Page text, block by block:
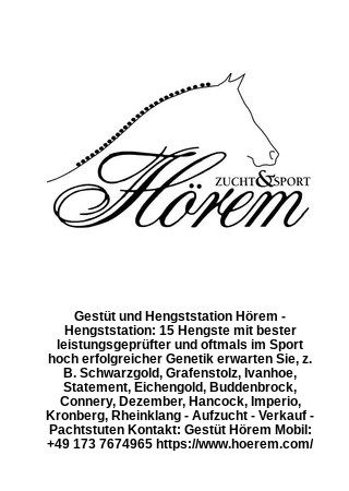
Gestüt und Hengststation Hörem -
Hengststation: 15 Hengste mit bester
leistungsgeprüfter und oftmals im Sport
hoch erfolgreicher Genetik erwarten Sie, z.
B. Schwarzgold, Grafenstolz, Ivanhoe,
Statement, Eichengold, Buddenbrock,
Connery, Dezember, Hancock, Imperio,
Kronberg, Rheinklang - Aufzucht - Verkauf -
Pachtstuten Kontakt: Gestüt Hörem Mobil:
+49 173 7674965 https://www.hoerem.com/